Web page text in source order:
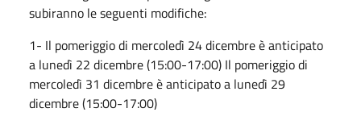
subiranno le seguenti modifiche:
1- Il pomeriggio di mercoledì 24 dicembre è anticipato
a lunedì 22 dicembre (15:00-17:00) Il pomeriggio di
mercoledì 31 dicembre è anticipato a lunedì 29
dicembre (15:00-17:00)